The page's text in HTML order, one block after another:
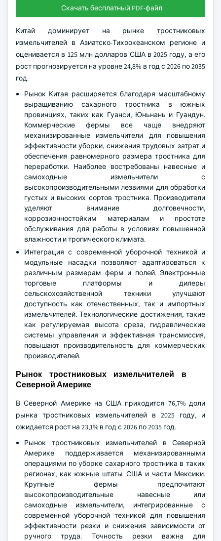
Скачать бесплатный PDF-файл
Китай доминирует на рынке тростниковых
измельчителей в Азиатско-Тихоокеанском регионе и
оценивается в 125 млн долларов США в 2025 году, а его
рост прогнозируется на уровне 24,8% в год с 2026 по 2035
год.
Рынок Китая расширяется благодаря масштабному
выращиванию сахарного тростника в южных
провинциях, таких как Гуанси, Юньнань и Гуандун.
Коммерческие фермы все чаще внедряют
механизированные измельчители для повышения
эффективности уборки, снижения трудовых затрат и
обеспечения равномерного размера тростника для
переработки. Наиболее востребованы навесные и
самоходные измельчители с
высокопроизводительными лезвиями для обработки
густых и высоких сортов тростника. Производители
уделяют внимание долговечности,
коррозионностойким материалам и простоте
обслуживания для работы в условиях повышенной
влажности и тропического климата.
Интеграция с современной уборочной техникой и
модульные насадки позволяют адаптироваться к
различным размерам ферм и полей. Электронные
торговые платформы и дилеры
сельскохозяйственной техники улучшают
доступность как отечественных, так и импортных
измельчителей. Технологические достижения, такие
как регулируемая высота среза, гидравлические
системы управления и эффективная трансмиссия,
повышают производительность для коммерческих
производителей.
Рынок тростниковых измельчителей в
Северной Америке
В Северной Америке на США приходится 76,7% доли
рынка тростниковых измельчителей в 2025 году, и
ожидается рост на 23,1% в год с 2026 по 2035 год.
Рынок тростниковых измельчителей в Северной
Америке поддерживается механизированными
операциями по уборке сахарного тростника в таких
регионах, как южные штаты США и части Мексики.
Крупные фермы предпочитают
высокопроизводительные навесные или
самоходные измельчители, интегрированные с
современной уборочной техникой для повышения
эффективности резки и снижения зависимости от
ручного труда. Точность резки важна для